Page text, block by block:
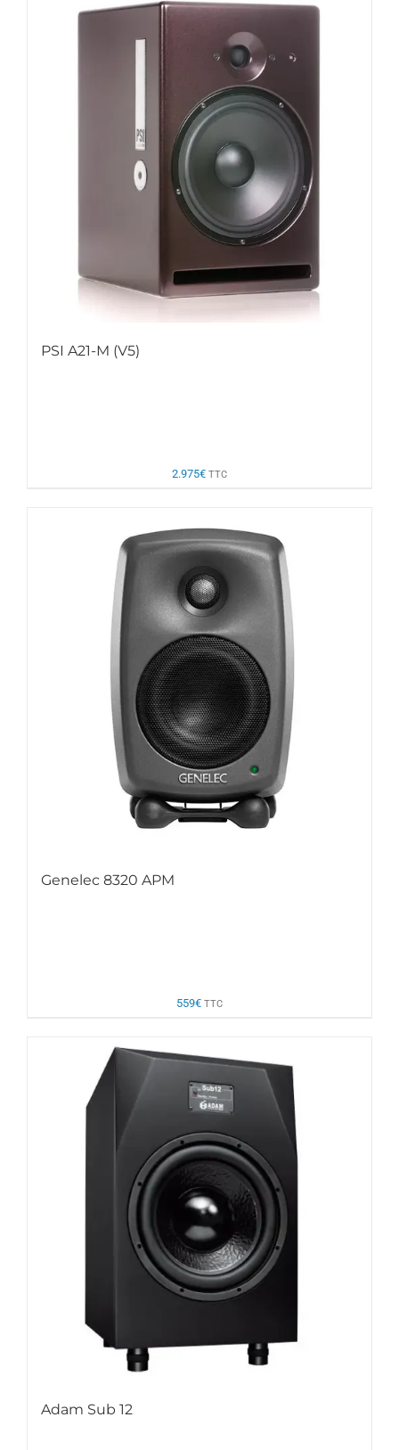
PSI A21-M (V5)
2.975€ TTC
Genelec 8320 APM
559€ TTC
Adam Sub 12